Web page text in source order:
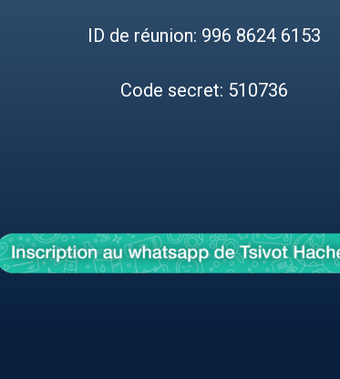
ID de réunion: 996 8624 6153
Code secret: 510736